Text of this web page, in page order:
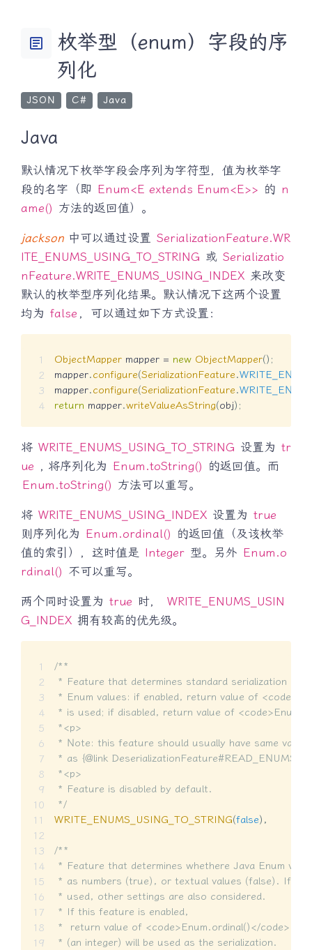
article
枚举型（enum）字段的序
列化
JSON C# Java
Java
默认情况下枚举字段会序列为字符型，值为枚举字
段的名字（即 Enum<E extends Enum<E>> 的 n
ame() 方法的返回值）。
jackson 中可以通过设置 SerializationFeature.WR
ITE_ENUMS_USING_TO_STRING 或 Serializatio
nFeature.WRITE_ENUMS_USING_INDEX 来改变
默认的枚举型序列化结果。默认情况下这两个设置
均为 false ，可以通过如下方式设置：
ObjectMapper mapper = new ObjectMapper() ;
mapper.configure(SerializationFeature.
mapper.configure(SerializationFeature.
return mapper.writeValueAsString(obj) ;
将 WRITE_ENUMS_USING_TO_STRING 设置为 tr
ue , 将序列化为 Enum.toString() 的返回值。而
Enum.toString() 方法可以重写。
将 WRITE_ENUMS_USING_INDEX 设置为 true
则序列化为 Enum.ordinal() 的返回值（及该枚举
值的索引），这时值是 Integer 型。另外 Enum.o
rdinal() 不可以重写。
两个同时设置为 true 时， WRITE_ENUMS_USIN
G_INDEX 拥有较高的优先级。
/**
* Feature that determines standard serialization
* Enum values: if enabled, return value of
* is used; if disabled, return value of
*<p>
* Note: this feature should usually have same value
* as {@link
*<p>
* Feature is disabled by default.
*/
WRITE_ENUMS_USING_TO_STRING(false) ,
/**
* Feature that determines whethere Java Enum
* as numbers (true), or textual values (false). If
* used, other settings are also considered.
* If this feature is enabled,
*  return value of <code>Enum.ordinal()</code>
* (an integer) will be used as the serialization.